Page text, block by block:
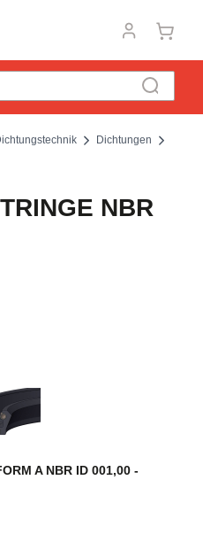
Dichtungen
NBR
A NBR ID 001,00 -